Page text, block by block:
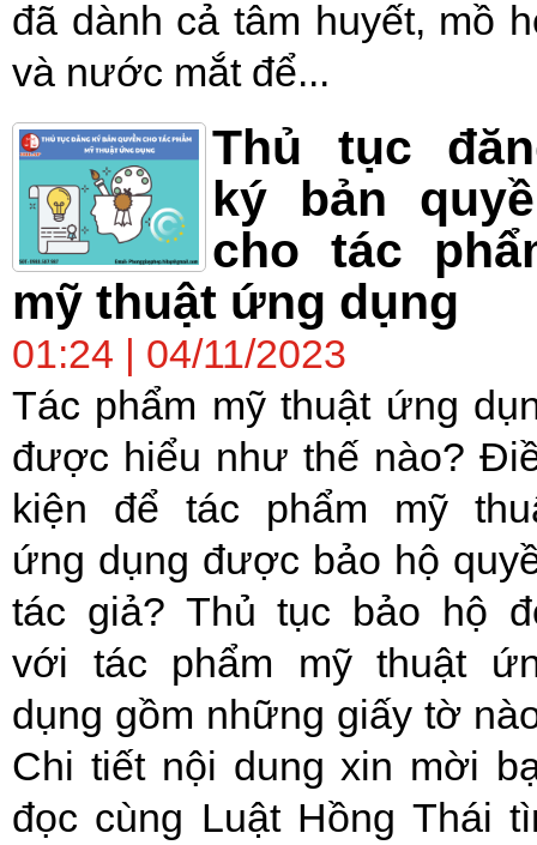
đã dành cả tâm huyết, mồ
và nước mắt để...
Thủ tục
ký bản
cho tác
mỹ thuật ứng dụng
01:24 | 04/11/2023
Tác phẩm mỹ thuật ứng
được hiểu như thế nào?
kiện để tác phẩm mỹ
ứng dụng được bảo hộ
tác giả? Thủ tục bảo hộ
với tác phẩm mỹ thuật
dụng gồm những giấy tờ
Chi tiết nội dung xin mời
đọc cùng Luật Hồng Thái